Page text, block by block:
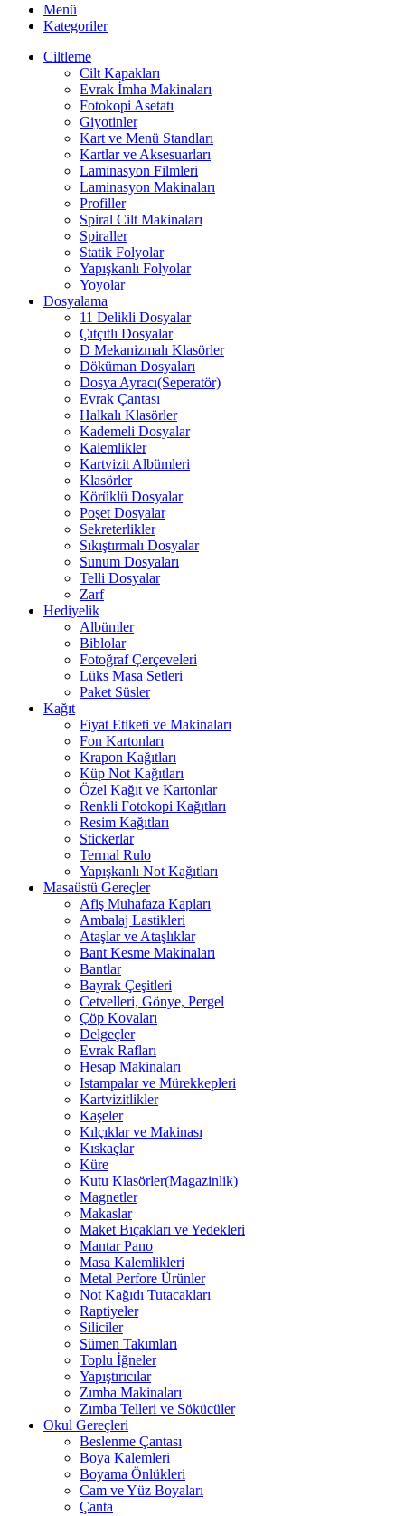
Menü
Kategoriler
Ciltleme
Cilt Kapakları
Evrak İmha Makinaları
Fotokopi Asetatı
Giyotinler
Kart ve Menü Standları
Kartlar ve Aksesuarları
Laminasyon Filmleri
Laminasyon Makinaları
Profiller
Spiral Cilt Makinaları
Spiraller
Statik Folyolar
Yapışkanlı Folyolar
Yoyolar
Dosyalama
11 Delikli Dosyalar
Çıtçıtlı Dosyalar
D Mekanizmalı Klasörler
Döküman Dosyaları
Dosya Ayracı(Seperatör)
Evrak Çantası
Halkalı Klasörler
Kademeli Dosyalar
Kalemlikler
Kartvizit Albümleri
Klasörler
Körüklü Dosyalar
Poşet Dosyalar
Sekreterlikler
Sıkıştırmalı Dosyalar
Sunum Dosyaları
Telli Dosyalar
Zarf
Hediyelik
Albümler
Biblolar
Fotoğraf Çerçeveleri
Lüks Masa Setleri
Paket Süsler
Kağıt
Fiyat Etiketi ve Makinaları
Fon Kartonları
Krapon Kağıtları
Küp Not Kağıtları
Özel Kağıt ve Kartonlar
Renkli Fotokopi Kağıtları
Resim Kağıtları
Stickerlar
Termal Rulo
Yapışkanlı Not Kağıtları
Masaüstü Gereçler
Afiş Muhafaza Kapları
Ambalaj Lastikleri
Ataşlar ve Ataşlıklar
Bant Kesme Makinaları
Bantlar
Bayrak Çeşitleri
Cetvelleri, Gönye, Pergel
Çöp Kovaları
Delgeçler
Evrak Rafları
Hesap Makinaları
Istampalar ve Mürekkepleri
Kartvizitlikler
Kaşeler
Kılçıklar ve Makinası
Kıskaçlar
Küre
Kutu Klasörler(Magazinlik)
Magnetler
Makaslar
Maket Bıçakları ve Yedekleri
Mantar Pano
Masa Kalemlikleri
Metal Perfore Ürünler
Not Kağıdı Tutacakları
Raptiyeler
Siliciler
Sümen Takımları
Toplu İğneler
Yapıştırıcılar
Zımba Makinaları
Zımba Telleri ve Sökücüler
Okul Gereçleri
Beslenme Çantası
Boya Kalemleri
Boyama Önlükleri
Cam ve Yüz Boyaları
Çanta